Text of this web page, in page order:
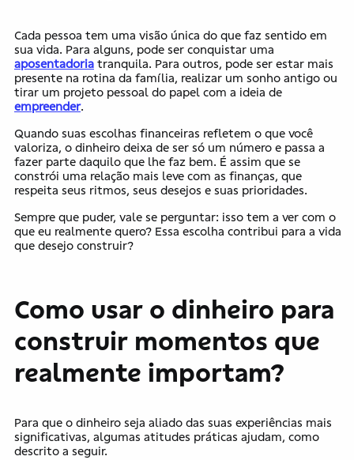
Cada pessoa tem uma visão única do que faz sentido em
sua vida. Para alguns, pode ser conquistar uma
aposentadoria tranquila. Para outros, pode ser estar mais
presente na rotina da família, realizar um sonho antigo ou
tirar um projeto pessoal do papel com a ideia de
empreender.
Quando suas escolhas financeiras refletem o que você
valoriza, o dinheiro deixa de ser só um número e passa a
fazer parte daquilo que lhe faz bem. É assim que se
constrói uma relação mais leve com as finanças, que
respeita seus ritmos, seus desejos e suas prioridades.
Sempre que puder, vale se perguntar: isso tem a ver com o
que eu realmente quero? Essa escolha contribui para a vida
que desejo construir?
Como usar o dinheiro para
construir momentos que
realmente importam?
Para que o dinheiro seja aliado das suas experiências mais
significativas, algumas atitudes práticas ajudam, como
descrito a seguir.